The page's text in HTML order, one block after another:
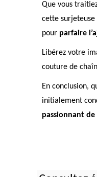
Que vous
cette surjeteuse
pour parfaire
Libérez votre
couture de
En conclusion,
initialement
passionnant